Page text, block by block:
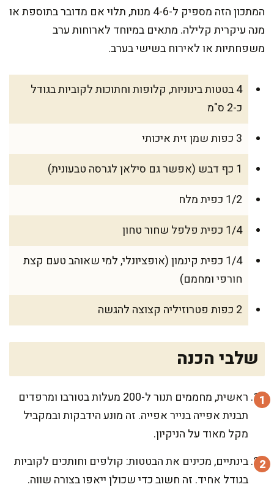
המתכון הזה מספיק ל-4-6 מנות, תלוי אם מדובר בתוספת או
מנה עיקרית קלילה. מתאים במיוחד לארוחות ערב
משפחתיות או לאירוח בשישי בערב.
4 בטטות בינוניות, קלופות וחתוכות לקוביות בגודל
כ-2 ס"מ
3 כפות שמן זית איכותי
1 כף דבש (אפשר גם סילאן לגרסה טבעונית)
1/2 כפית מלח
1/4 כפית פלפל שחור טחון
1/4 כפית קינמון (אופציונלי, למי שאוהב טעם קצת
חורפי ומחמם)
2 כפות פטרוזיליה קצוצה להגשה
שלבי הכנה
ראשית, מחממים תנור ל-200 מעלות בטורבו ומרפדים
תבנית אפייה בנייר אפייה. זה מונע הידבקות ובמקביל
מקל מאוד על הניקיון.
בינתיים, מכינים את הבטטות: קולפים וחותכים לקוביות
בגודל אחיד. זה חשוב כדי שכולן ייאפו בצורה שווה.